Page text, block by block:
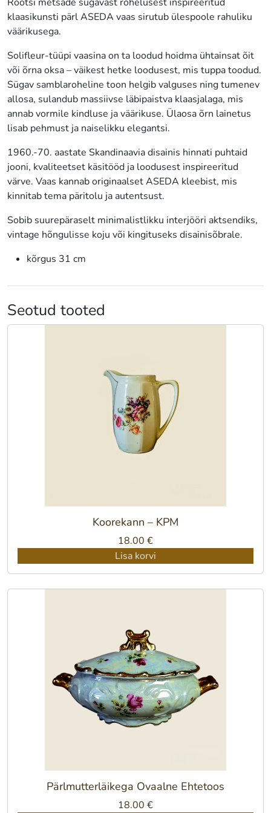
klaasikunsti pärl ASEDA vaas sirutub ülespoole rahuliku
väärikusega.
Solifleur-tüüpi vaasina on ta loodud hoidma ühtainsat õit
või õrna oksa – väikest hetke loodusest, mis tuppa toodud.
Sügav samblaroheline toon helgib valguses ning tumenev
allosa, sulandub massiivse läbipaistva klaasjalaga, mis
annab vormile kindluse ja väärikuse. Ülaosa õrn lainetus
lisab pehmust ja naiselikku elegantsi.
1960.-70. aastate Skandinaavia disainis hinnati puhtaid
jooni, kvaliteetset käsitööd ja loodusest inspireeritud
värve. Vaas kannab originaalset ASEDA kleebist, mis
kinnitab tema päritolu ja autentsust.
Sobib suurepäraselt minimalistlikku interjööri aktsendiks,
vintage hõngulisse koju või kingituseks disainisõbrale.
kõrgus 31 cm
Seotud tooted
Koorekann – KPM
18.00 €
Lisa korvi
Pärlmutterläikega Ovaalne Ehtetoos
18.00 €